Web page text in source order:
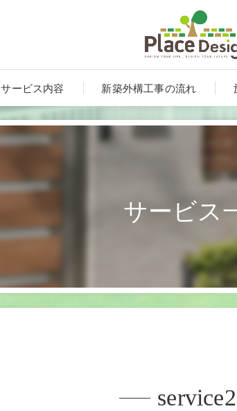
サービス内容
カーポート
ガーデンルーム・テラス・サンルーム
新築外構工事の流れ
サービス
service2